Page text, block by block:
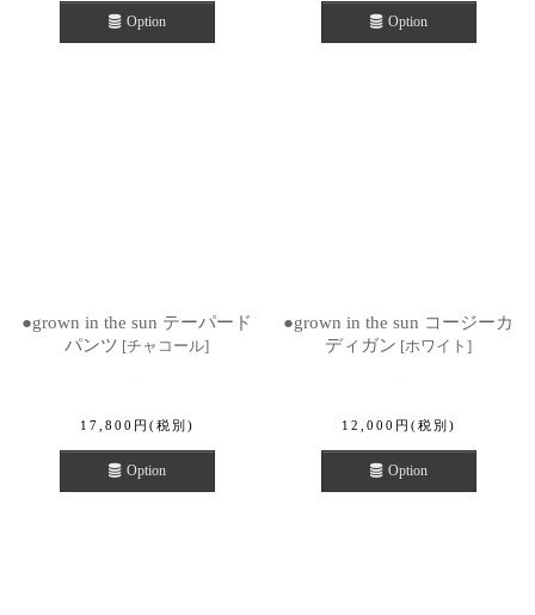
Option Option
●grown in the sun テーパード
パンツ [チャコール]
17,800 円 (税別)
Option
●grown in the sun コージーカ
ディガン [ホワイト ]
12,000 円 (税別)
Option